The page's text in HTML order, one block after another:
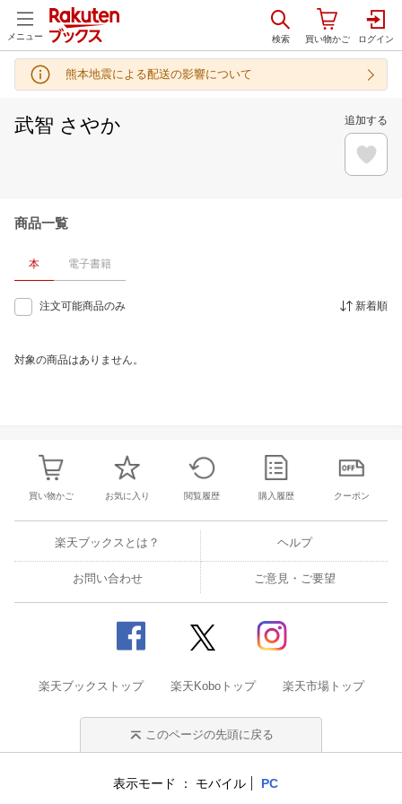
メニュー
熊本地震による配送の影響について
武智 さやか 追加する
商品一覧
本 電子書籍
注文可能商品のみ 新着順
対象の商品はありません。
買い物かご お気に入り 閲覧履歴 購入履歴 クーポン
楽天ブックスとは？ ヘルプ
お問い合わせ ご意見・ご要望
楽天ブックストップ 楽天Koboトップ 楽天市場トップ
このページの先頭に戻る
表示モード モバイル PC